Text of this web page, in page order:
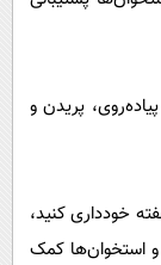
پریدن و
بدن در هفته خودداری کنید،
استخوان‌ها کمک